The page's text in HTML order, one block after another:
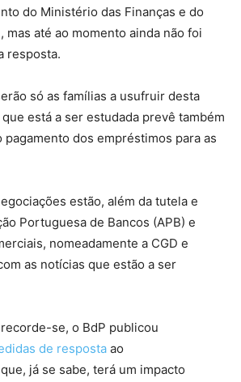
do Ministério das Finanças e do
mas até ao momento ainda não foi
resposta.
só as famílias a usufruir desta
está a ser estudada prevê também
pagamento dos empréstimos para as
estão, além da tutela e
Portuguesa de Bancos (APB) e
nomeadamente a CGD e
as notícias que estão a ser
se, o BdP publicou
de resposta ao
já se sabe, terá um impacto